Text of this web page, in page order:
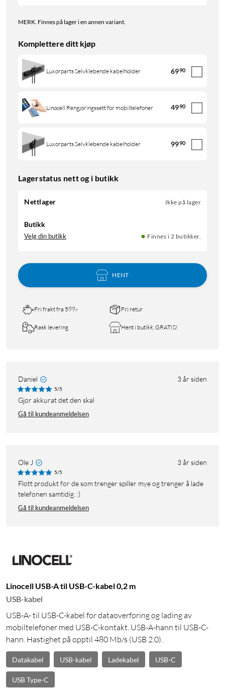
MERK. Finnes på lager i en annen variant.
Komplettere ditt kjøp
Luxorparts Selvklebende kabelholder 6990
Linocell Rengjøringssett for mobiltelefoner 4990
Luxorparts Selvklebende kabelholder 9990
Lagerstatus nett og i butikk
Nettlager Ikke på lager
Butikk
Velg din butikk Finnes i 2 butikker.
HENT
Fri frakt fra 599,- Fri retur
Rask levering Hent i butikk, GRATIS!
Daniel 3 år siden
5/5
Gjør akkurat det den skal
Gå til kundeanmeldelsen
Ole J 3 år siden
5/5
Flott produkt for de som trenger spiller mye og trenger å lade
telefonen samtidig. :)
Gå til kundeanmeldelsen
Linocell USB-A til USB-C-kabel 0,2 m
USB-kabel
USB-A- til USB-C-kabel for dataoverføring og lading av
mobiltelefoner med USB-C-kontakt. USB-A-hann til USB-C-
hann. Hastighet på opptil 480 Mb/s (USB 2.0).
Datakabel USB-kabel Ladekabel USB-C
USB Type-C